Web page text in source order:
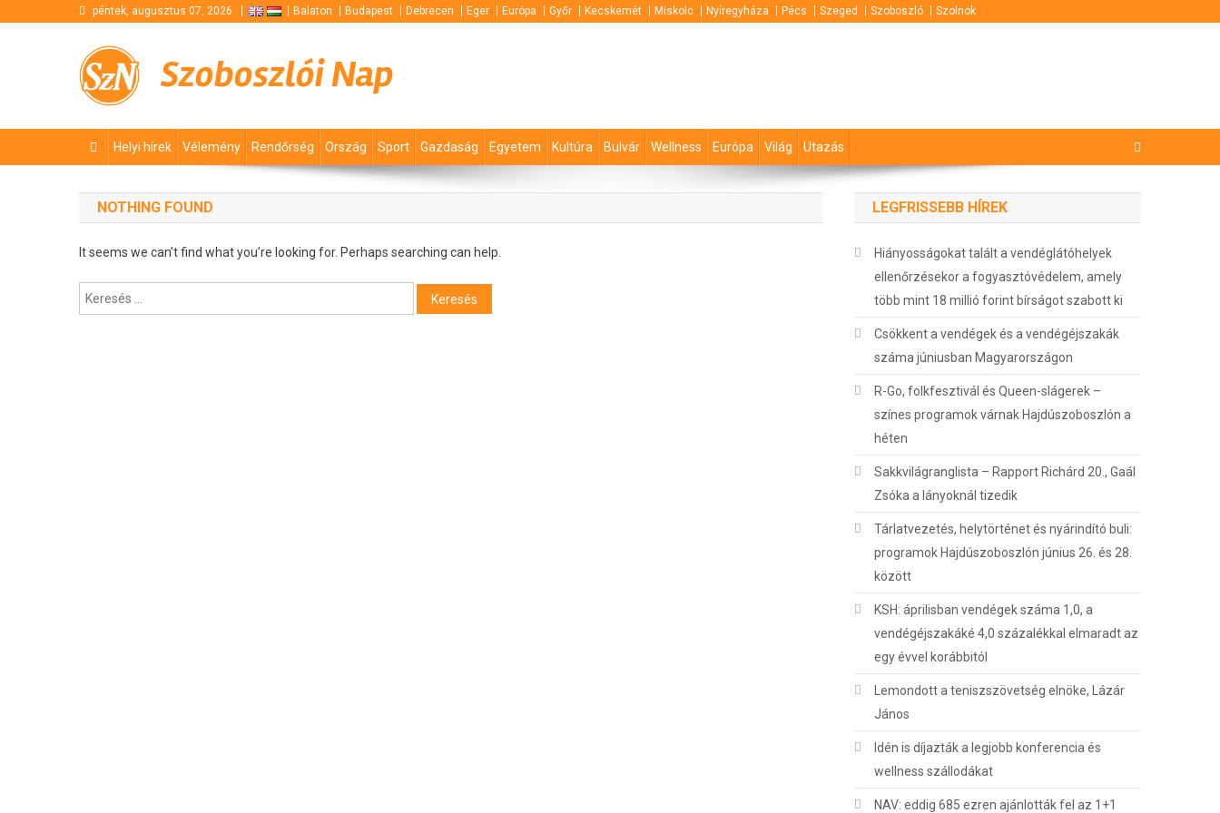
péntek, augusztus 07, 2026 Balaton Budapest Debrecen Eger Európa Győr Kecskemét Miskolc Nyíregyháza Pécs Szeged Szoboszló Szolnok
Szoboszlói Nap
Helyi hírek Vélemény Rendőrség Ország Sport Gazdaság Egyetem Kultúra Bulvár Wellness Európa Világ Utazás
NOTHING FOUND
It seems we can’t find what you’re looking for. Perhaps searching can help.
Keresés:
LEGFRISSEBB HÍREK
Hiányosságokat talált a vendéglátóhelyek
ellenőrzésekor a fogyasztóvédelem, amely
több mint 18 millió forint bírságot szabott ki
Csökkent a vendégek és a vendégéjszakák
száma júniusban Magyarországon
R-Go, folkfesztivál és Queen-slágerek –
színes programok várnak Hajdúszoboszlón a
héten
Sakkvilágranglista – Rapport Richárd 20., Gaál
Zsóka a lányoknál tizedik
Tárlatvezetés, helytörténet és nyárindító buli:
programok Hajdúszoboszlón június 26. és 28.
között
KSH: áprilisban vendégek száma 1,0, a
vendégéjszakáké 4,0 százalékkal elmaradt az
egy évvel korábbitól
Lemondott a teniszszövetség elnöke, Lázár
János
Idén is díjazták a legjobb konferencia és
wellness szállodákat
NAV: eddig 685 ezren ajánlották fel az 1+1